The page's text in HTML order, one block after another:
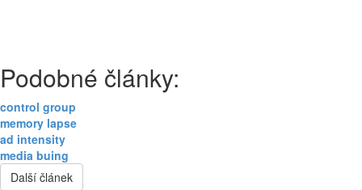
Podobné články:
control group
memory lapse
ad intensity
media buing
Další článek